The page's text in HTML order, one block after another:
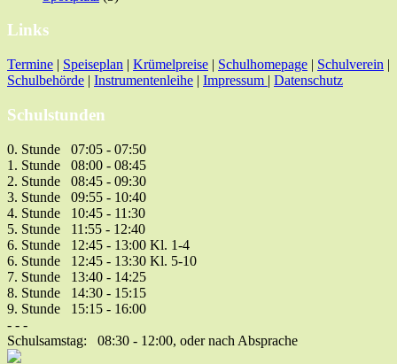
Links
Termine | Speiseplan | Krümelpreise | Schulhomepage | Schulverein |
Schulbehörde | Instrumentenleihe | Impressum | Datenschutz
Schulstunden
0. Stunde 07:05 - 07:50
1. Stunde 08:00 - 08:45
2. Stunde 08:45 - 09:30
3. Stunde 09:55 - 10:40
4. Stunde 10:45 - 11:30
5. Stunde 11:55 - 12:40
6. Stunde 12:45 - 13:00 Kl. 1-4
6. Stunde 12:45 - 13:30 Kl. 5-10
7. Stunde 13:40 - 14:25
8. Stunde 14:30 - 15:15
9. Stunde 15:15 - 16:00
- - -
Schulsamstag: 08:30 - 12:00, oder nach Absprache